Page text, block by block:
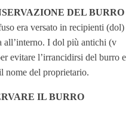
DEL BURRO
era versato in recipienti (dol)
all’interno. I dol più antichi (v
evitare l’irrancidirsi del burro e
nome del proprietario.
IL BURRO